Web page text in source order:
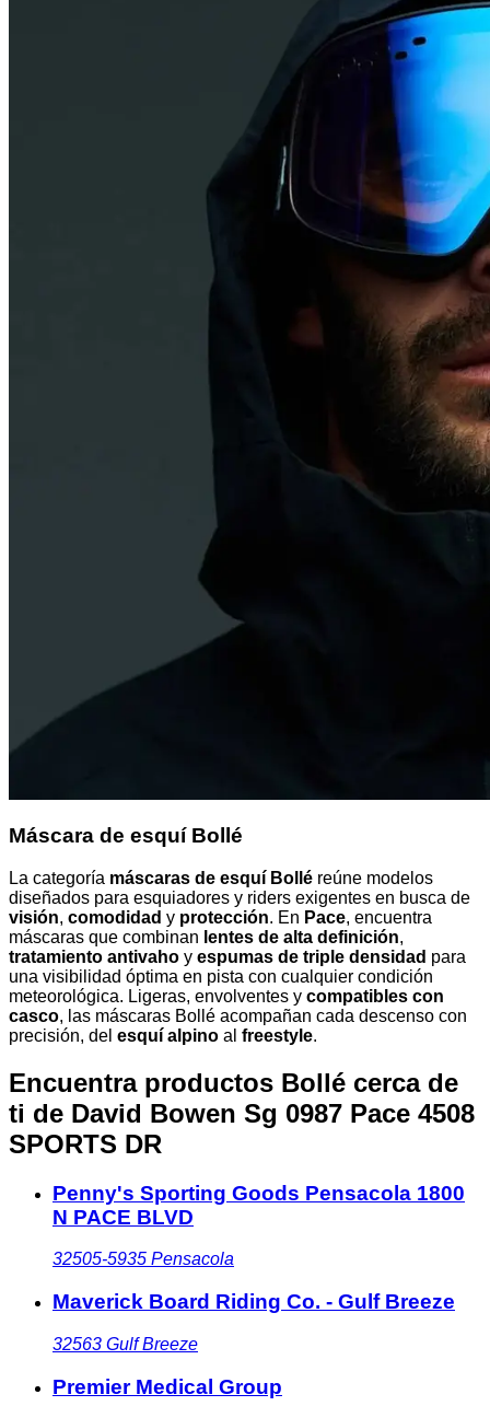
Máscara de esquí Bollé
La categoría máscaras de esquí Bollé reúne modelos
diseñados para esquiadores y riders exigentes en busca de
visión, comodidad y protección. En Pace, encuentra
máscaras que combinan lentes de alta definición,
tratamiento antivaho y espumas de triple densidad para
una visibilidad óptima en pista con cualquier condición
meteorológica. Ligeras, envolventes y compatibles con
casco, las máscaras Bollé acompañan cada descenso con
precisión, del esquí alpino al freestyle.
Encuentra productos Bollé cerca de
ti de David Bowen Sg 0987 Pace 4508
SPORTS DR
Penny's Sporting Goods Pensacola 1800
N PACE BLVD
32505-5935 Pensacola
Maverick Board Riding Co. - Gulf Breeze
32563 Gulf Breeze
Premier Medical Group